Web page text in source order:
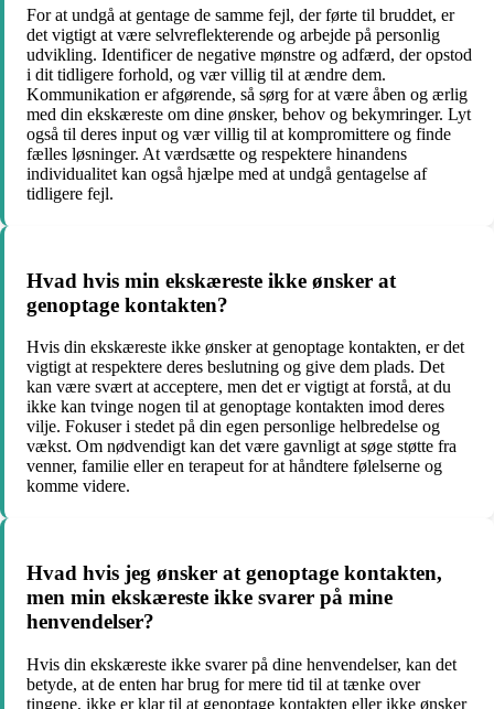
For at undgå at gentage de samme fejl, der førte til bruddet, er
det vigtigt at være selvreflekterende og arbejde på personlig
udvikling. Identificer de negative mønstre og adfærd, der opstod
i dit tidligere forhold, og vær villig til at ændre dem.
Kommunikation er afgørende, så sørg for at være åben og ærlig
med din ekskæreste om dine ønsker, behov og bekymringer. Lyt
også til deres input og vær villig til at kompromittere og finde
fælles løsninger. At værdsætte og respektere hinandens
individualitet kan også hjælpe med at undgå gentagelse af
tidligere fejl.
Hvad hvis min ekskæreste ikke ønsker at
genoptage kontakten?
Hvis din ekskæreste ikke ønsker at genoptage kontakten, er det
vigtigt at respektere deres beslutning og give dem plads. Det
kan være svært at acceptere, men det er vigtigt at forstå, at du
ikke kan tvinge nogen til at genoptage kontakten imod deres
vilje. Fokuser i stedet på din egen personlige helbredelse og
vækst. Om nødvendigt kan det være gavnligt at søge støtte fra
venner, familie eller en terapeut for at håndtere følelserne og
komme videre.
Hvad hvis jeg ønsker at genoptage kontakten,
men min ekskæreste ikke svarer på mine
henvendelser?
Hvis din ekskæreste ikke svarer på dine henvendelser, kan det
betyde, at de enten har brug for mere tid til at tænke over
tingene, ikke er klar til at genoptage kontakten eller ikke ønsker